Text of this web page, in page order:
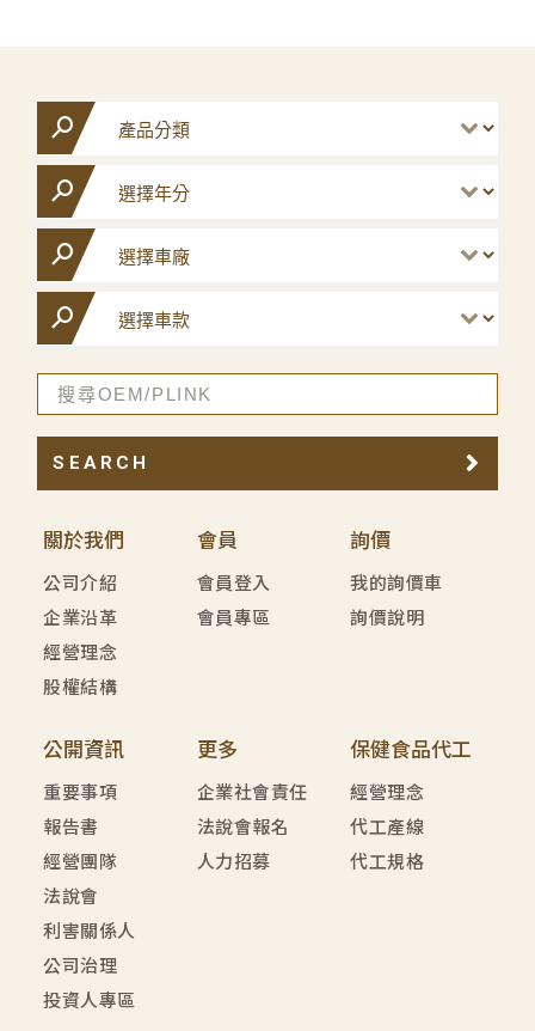
關於我們
公司介紹
企業沿革
經營理念
股權結構
會員
會員登入
會員專區
詢價
我的詢價車
詢價說明
公開資訊
重要事項
報告書
經營團隊
法說會
利害關係人
公司治理
投資人專區
更多
企業社會責任
法說會報名
人力招募
保健食品代工
經營理念
代工產線
代工規格
SEARCH